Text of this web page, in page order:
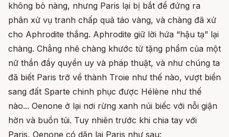
không bỏ nàng, nhưng Paris lại bị bắt để đứng ra
phân xử vụ tranh chấp quả táo vàng, và chàng đã xử
cho Aphrodite thắng. Aphrodite giữ lời hứa “hậu tạ” lại
chàng. Chẳng nhẽ chàng khước từ tặng phẩm của một
nữ thần đầy quyền uy và pháp thuật, và như chúng ta
đã biết Paris trở về thành Troie như thế nào, vượt biển
sang đất Sparte chinh phục được Hélène như thế
nào... Oenone ở lại nơi rừng xanh núi biếc với nỗi giận
hờn và buồn tủi. Tuy nhiên trước khi chia tay với
Paris, Oenone có dặn lại Paris như sau: